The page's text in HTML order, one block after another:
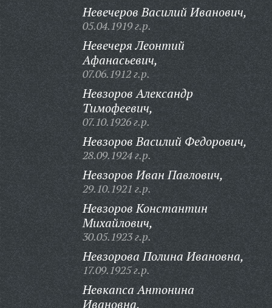
Невечеров Василий Иванович,
05.04.1919 г.р.
Невечеря Леонтий
Афанасьевич,
07.06.1912 г.р.
Невзоров Александр
Тимофеевич,
07.10.1926 г.р.
Невзоров Василий Федорович,
28.09.1924 г.р.
Невзоров Иван Павлович,
29.10.1921 г.р.
Невзоров Константин
Михайлович,
30.05.1923 г.р.
Невзорова Полина Ивановна,
17.09.1925 г.р.
Невкапса Антонина
Ивановна,